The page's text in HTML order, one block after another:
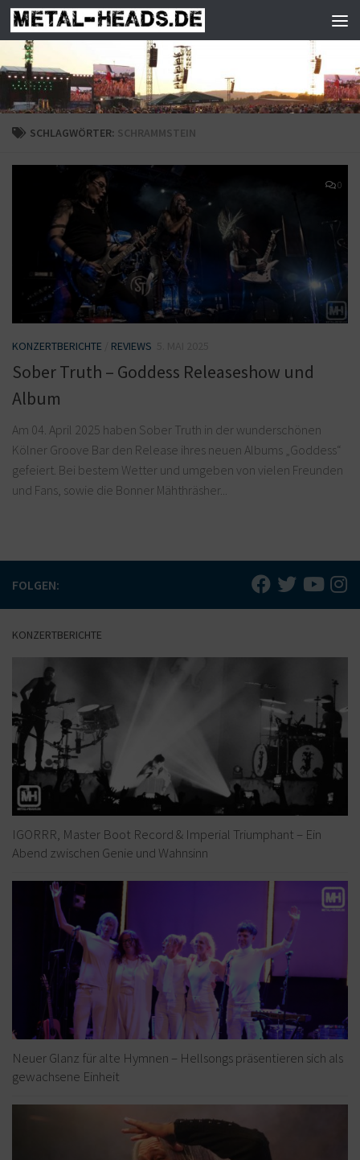
Zum Inhalt springen
SCHLAGWÖRTER: SCHRAMMSTEIN
0
KONZERTBERICHTE REVIEWS
Sober Truth – Goddess Releaseshow und
Album
Am 04. April 2025 haben Sober Truth in der wunderschönen
Kölner Groove Bar den Release ihres neuen Albums „Goddess“
gefeiert. Bei bestem Wetter und umgeben von vielen Freunden
und Fans, sowie die Bonner Mähthräsher...
FOLGEN:
KONZERTBERICHTE
IGORRR, Master Boot Record & Imperial Triumphant – Ein
Abend zwischen Genie und Wahnsinn
Neuer Glanz für alte Hymnen – Hellsongs präsentieren sich als
gewachsene Einheit